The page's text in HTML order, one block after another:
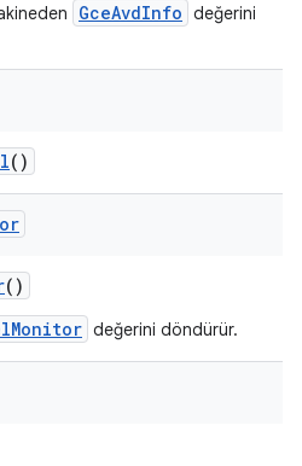
GceAvdInfo değerini
()
()
değerini döndürür.